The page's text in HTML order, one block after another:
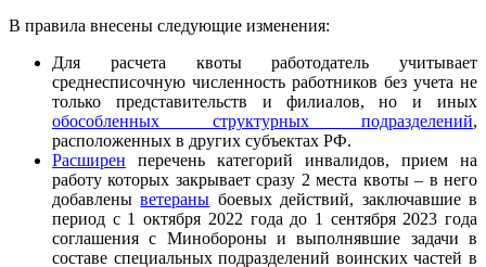
В правила внесены следующие изменения:
Для расчета квоты работодатель учитывает
среднесписочную численность работников без учета не
только представительств и филиалов, но и иных
обособленных структурных подразделений,
расположенных в других субъектах РФ.
Расширен перечень категорий инвалидов, прием на
работу которых закрывает сразу 2 места квоты – в него
добавленыветераны боевых действий, заключавшие в
период с 1 октября 2022 года до 1 сентября 2023 года
соглашения с Минобороны и выполнявшие задачи в
составе специальных подразделений воинских частей в